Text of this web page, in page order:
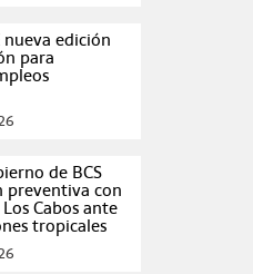
nueva edición
para
de BCS
preventiva con
Cabos ante
tropicales